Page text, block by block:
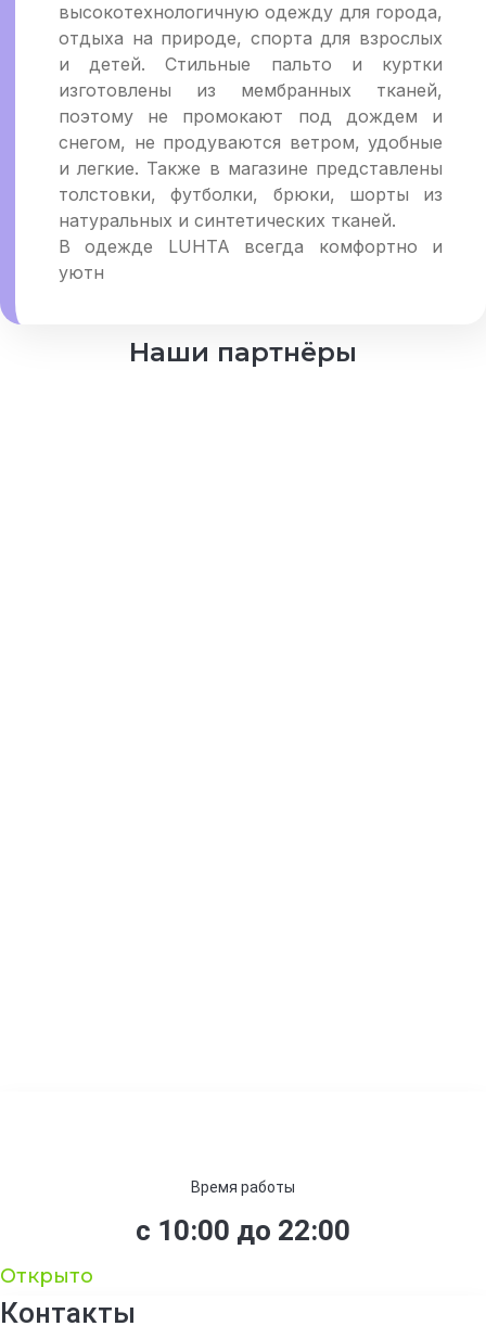
высокотехнологичную одежду для города,
отдыха на природе, спорта для взрослых
и детей. Стильные пальто и куртки
изготовлены из мембранных тканей,
поэтому не промокают под дождем и
снегом, не продуваются ветром, удобные
и легкие. Также в магазине представлены
толстовки, футболки, брюки, шорты из
натуральных и синтетических тканей.
В одежде LUHTA всегда комфортно и
уютн
Наши партнёры
Время работы
с 10:00 до 22:00
Открыто
Контакты